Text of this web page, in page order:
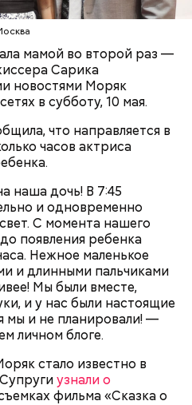
мамой во второй раз —
Сарика
новостями Моряк
в субботу, 10 мая.
что направляется в
часов актриса
наша дочь! В 7:45
и одновременно
С момента нашего
появления ребенка
Нежное маленькое
и длинными пальчиками
Мы были вместе,
и у нас были настоящие
мы и не планировали! —
личном блоге.
стало известно в
узнали о
фильма «Сказка о
сахара, который
С одной стороны — это
энергию. Но важно
не нужно сильно
арбузами, людям с
весом, —
Кондрахин назвал
и напитки, которые
токсины из организма
врача, лучше не есть:
сосуды и защищает от
чем полезен кресс-салат